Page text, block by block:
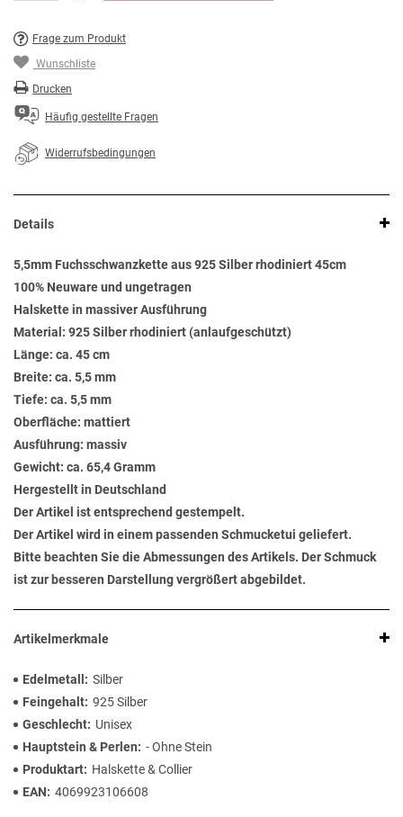
Frage zum Produkt
Wunschliste
Drucken
Häufig gestellte Fragen
Widerrufsbedingungen
Details
5,5mm Fuchsschwanzkette aus 925 Silber rhodiniert 45cm
100% Neuware und ungetragen
Halskette in massiver Ausführung
Material: 925 Silber rhodiniert (anlaufgeschützt)
Länge: ca. 45 cm
Breite: ca. 5,5 mm
Tiefe: ca. 5,5 mm
Oberfläche: mattiert
Ausführung: massiv
Gewicht: ca. 65,4 Gramm
Hergestellt in Deutschland
Der Artikel ist entsprechend gestempelt.
Der Artikel wird in einem passenden Schmucketui geliefert.
Bitte beachten Sie die Abmessungen des Artikels. Der Schmuck
ist zur besseren Darstellung vergrößert abgebildet.
Artikelmerkmale
Edelmetall
Silber
Feingehalt 925 Silber
Geschlecht
Unisex
Hauptstein & Perlen
- Ohne Stein
Produktart
Halskette & Collier
EAN
4069923106608